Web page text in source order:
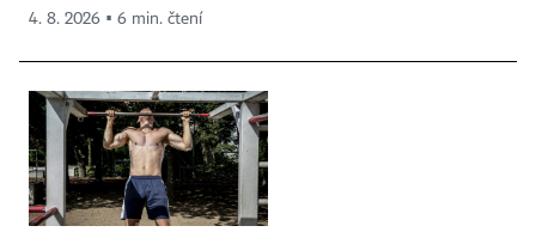
4. 8. 2026 ▪ 6 min. čtení